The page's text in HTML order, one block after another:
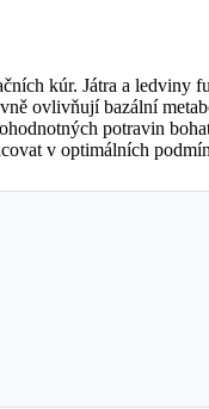
kúr. Játra a ledviny
ovlivňují bazální
potravin
v optimálních